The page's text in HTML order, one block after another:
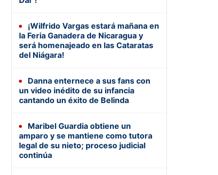
¡Wilfrido Vargas estará mañana en
la Feria Ganadera de Nicaragua y
será homenajeado en las Cataratas
del Niágara!
Danna enternece a sus fans con
un video inédito de su infancia
cantando un éxito de Belinda
Maribel Guardia obtiene un
amparo y se mantiene como tutora
legal de su nieto; proceso judicial
continúa